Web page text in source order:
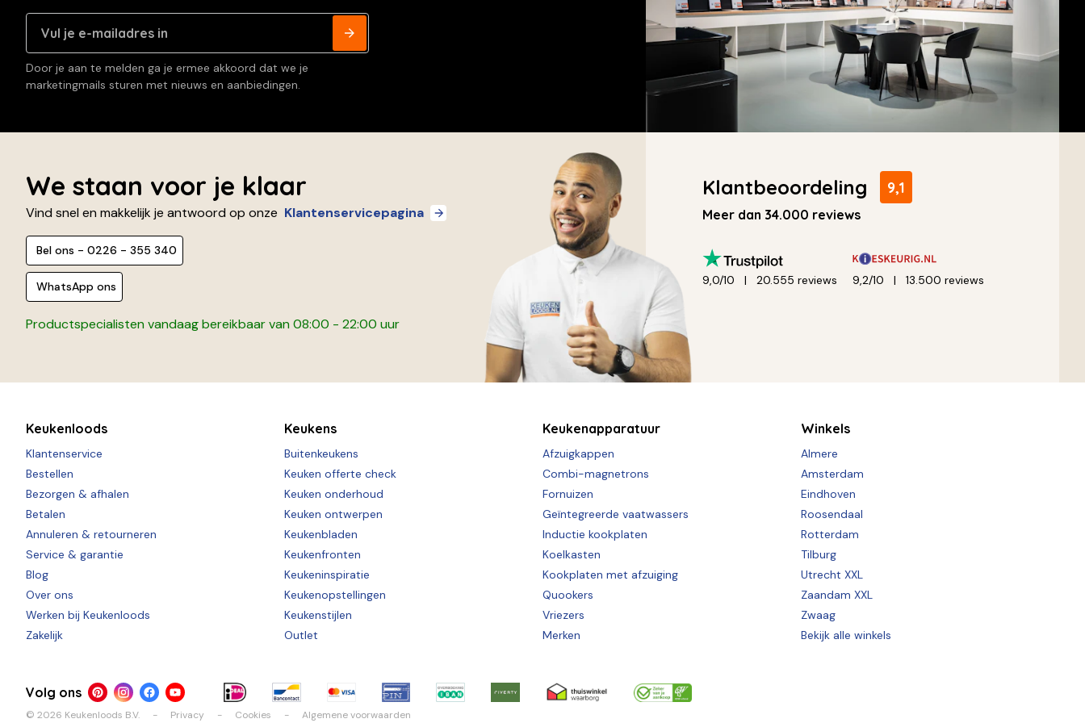
Door je aan te melden ga je ermee akkoord dat we je
marketingmails sturen met nieuws en aanbiedingen.
We staan voor je klaar
Vind snel en makkelijk je antwoord op onze Klantenservicepagina
Bel ons - 0226 - 355 340
WhatsApp ons
Productspecialisten vandaag bereikbaar van 08:00 - 22:00 uur
Klantbeoordeling 9,1
Meer dan 34.000 reviews
9,0/10 20.555 reviews 9,2/10 13.500 reviews
Keukenloods
Klantenservice
Bestellen
Bezorgen & afhalen
Betalen
Annuleren & retourneren
Service & garantie
Blog
Over ons
Werken bij Keukenloods
Zakelijk
Keukens
Buitenkeukens
Keuken offerte check
Keuken onderhoud
Keuken ontwerpen
Keukenbladen
Keukenfronten
Keukeninspiratie
Keukenopstellingen
Keukenstijlen
Outlet
Keukenapparatuur
Afzuigkappen
Combi-magnetrons
Fornuizen
Geïntegreerde vaatwassers
Inductie kookplaten
Koelkasten
Kookplaten met afzuiging
Quookers
Vriezers
Merken
Winkels
Almere
Amsterdam
Eindhoven
Roosendaal
Rotterdam
Tilburg
Utrecht XXL
Zaandam XXL
Zwaag
Bekijk alle winkels
Volg ons
© 2026 Keukenloods B.V. Privacy Cookies Algemene voorwaarden